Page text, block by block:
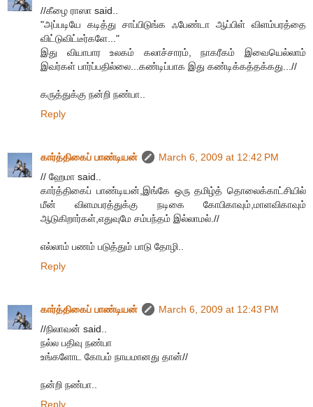
//கீழை ராஸா said..
"அப்படியே கடித்து சாப்பிடுங்க ஃபேண்டா ஆப்பிள் விளம்பரத்தை
விட்டுவிட்டீர்களே..."
இது வியாபார உலகம் கலாச்சாரம், நாகரீகம் இவையெல்லாம்
இவர்கள் பார்ப்பதில்லை...கண்டிப்பாக இது கண்டிக்கத்தக்கது...//
கருத்துக்கு நன்றி நண்பா..
Reply
கார்த்திகைப் பாண்டியன்
March 6, 2009 at 12:42 PM
// ஹேமா said..
கார்த்திகைப் பாண்டியன்,இங்கே ஒரு தமிழ்த் தொலைக்காட்சியில்
மீன் விளமபரத்துக்கு நடிகை கோபிகாவும்,மாளவிகாவும்
ஆடுகிறார்கள்,எதுவுமே சம்பந்தம் இல்லாமல்.//
எல்லாம் பணம் படுத்தும் பாடு தோழி..
Reply
கார்த்திகைப் பாண்டியன்
March 6, 2009 at 12:43 PM
//நிலாவன் said..
நல்ல பதிவு நண்பா
உங்களோட கோபம் நாயமானது தான்//
நன்றி நண்பா..
Reply